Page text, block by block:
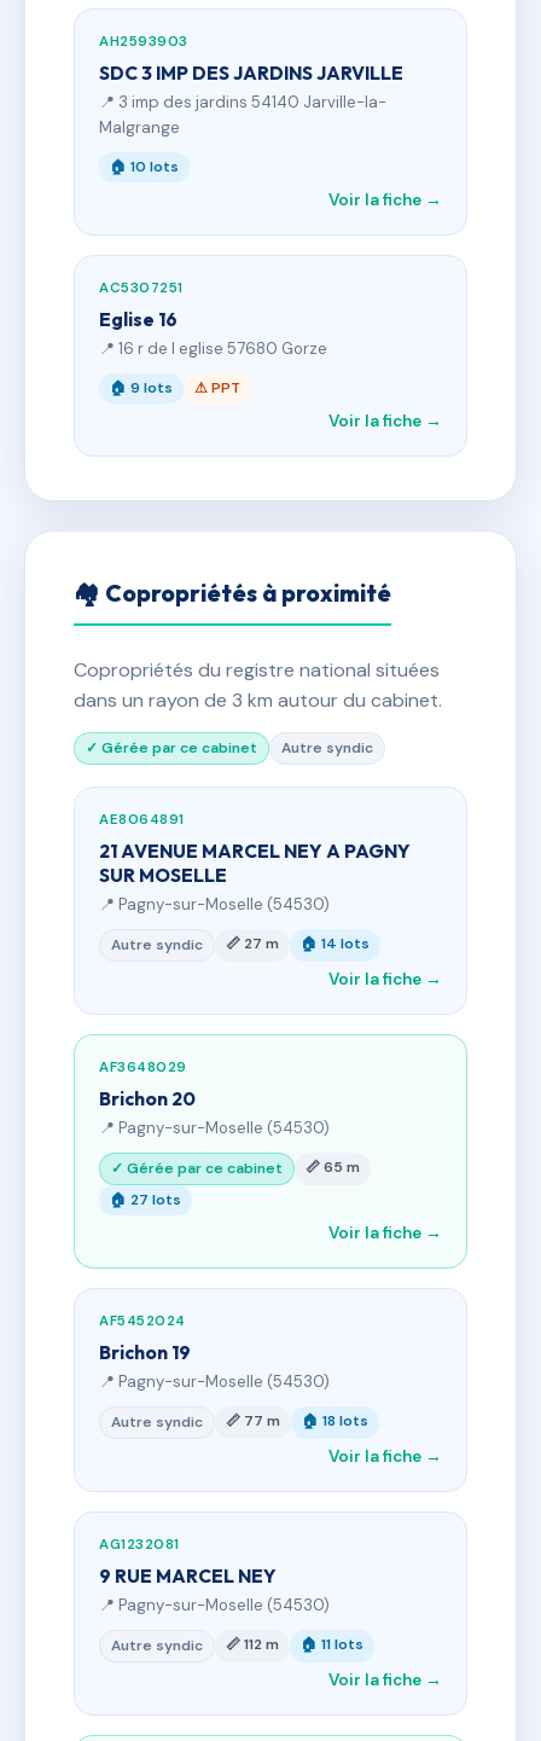
AH2593903
SDC 3 IMP DES JARDINS JARVILLE
📍 3 imp des jardins 54140 Jarville-la-
Malgrange
🏠 10 lots
Voir la fiche →
AC5307251
Eglise 16
📍 16 r de l eglise 57680 Gorze
🏠 9 lots ⚠ PPT
Voir la fiche →
🏘 Copropriétés à proximité
Copropriétés du registre national situées
dans un rayon de 3 km autour du cabinet.
✓ Gérée par ce cabinet Autre syndic
AE8064891
21 AVENUE MARCEL NEY A PAGNY
SUR MOSELLE
📍 Pagny-sur-Moselle (54530)
Autre syndic 📏 27 m 🏠 14 lots
Voir la fiche →
AF3648029
Brichon 20
📍 Pagny-sur-Moselle (54530)
✓ Gérée par ce cabinet
📏 65 m
🏠 27 lots
Voir la fiche →
AF5452024
Brichon 19
📍 Pagny-sur-Moselle (54530)
Autre syndic 📏 77 m 🏠 18 lots
Voir la fiche →
AG1232081
9 RUE MARCEL NEY
📍 Pagny-sur-Moselle (54530)
Autre syndic 📏 112 m 🏠 11 lots
Voir la fiche →